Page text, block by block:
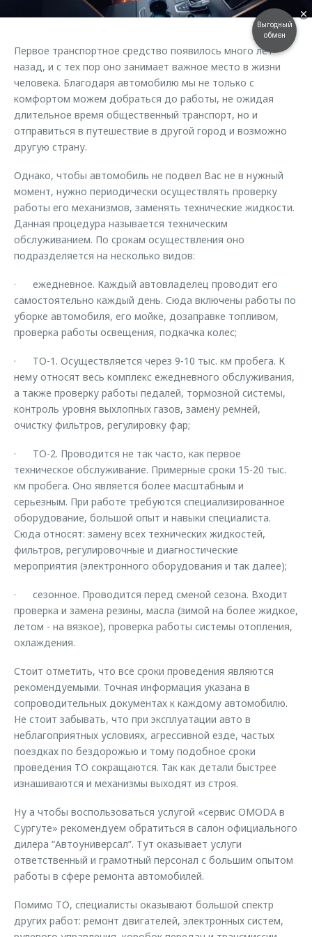
Аксессуары
Одежда и сувениры
Оригинальные аксессуары
Запчасти
Калькулятор трейд-ин
Клиентская поддержка
Клуб владельцев OMODA
Приложение O&J
Аксессуары
Одежда и сувениры
Запчасти
Обратная связь
Первое транспортное средство появилось много лет
назад, и с тех пор оно занимает важное место в жизни
человека. Благодаря автомобилю мы не только с
комфортом можем добраться до работы, не ожидая
длительное время общественный транспорт, но и
отправиться в путешествие в другой город и возможно
другую страну.
Однако, чтобы автомобиль не подвел Вас не в нужный
момент, нужно периодически осуществлять проверку
работы его механизмов, заменять технические жидкости.
Данная процедура называется техническим
обслуживанием. По срокам осуществления оно
подразделяется на несколько видов:
· ежедневное. Каждый автовладелец проводит его
самостоятельно каждый день. Сюда включены работы по
уборке автомобиля, его мойке, дозаправке топливом,
проверка работы освещения, подкачка колес;
· ТО-1. Осуществляется через 9-10 тыс. км пробега. К
нему относят весь комплекс ежедневного обслуживания,
а также проверку работы педалей, тормозной системы,
контроль уровня выхлопных газов, замену ремней,
очистку фильтров, регулировку фар;
· ТО-2. Проводится не так часто, как первое
техническое обслуживание. Примерные сроки 15-20 тыс.
км пробега. Оно является более масштабным и
серьезным. При работе требуются специализированное
оборудование, большой опыт и навыки специалиста.
Сюда относят: замену всех технических жидкостей,
фильтров, регулировочные и диагностические
мероприятия (электронного оборудования и так далее);
· сезонное. Проводится перед сменой сезона. Входит
проверка и замена резины, масла (зимой на более жидкое,
летом - на вязкое), проверка работы системы отопления,
охлаждения.
Стоит отметить, что все сроки проведения являются
рекомендуемыми. Точная информация указана в
сопроводительных документах к каждому автомобилю.
Не стоит забывать, что при эксплуатации авто в
неблагоприятных условиях, агрессивной езде, частых
поездках по бездорожью и тому подобное сроки
проведения ТО сокращаются. Так как детали быстрее
изнашиваются и механизмы выходят из строя.
Ну а чтобы воспользоваться услугой «сервис OMODA в
Сургуте» рекомендуем обратиться в салон официального
дилера “Автоуниверсал”. Тут оказывает услуги
ответственный и грамотный персонал с большим опытом
работы в сфере ремонта автомобилей.
Помимо ТО, специалисты оказывают большой спектр
других работ: ремонт двигателей, электронных систем,
Выгодный
обмен